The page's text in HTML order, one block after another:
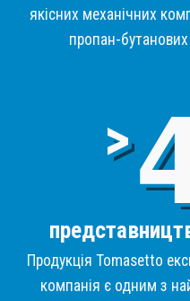
якісних механічних
пропан-
>
Продукція Tomasetto
компанія є одним з